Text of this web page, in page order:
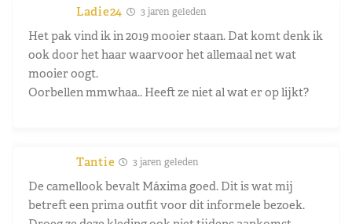
Ladie24 3 jaren geleden
Het pak vind ik in 2019 mooier staan. Dat komt denk ik
ook door het haar waarvoor het allemaal net wat
mooier oogt.
Oorbellen mmwhaa.. Heeft ze niet al wat er op lijkt?
Tantie 3 jaren geleden
De camellook bevalt Máxima goed. Dit is wat mij
betreft een prima outfit voor dit informele bezoek.